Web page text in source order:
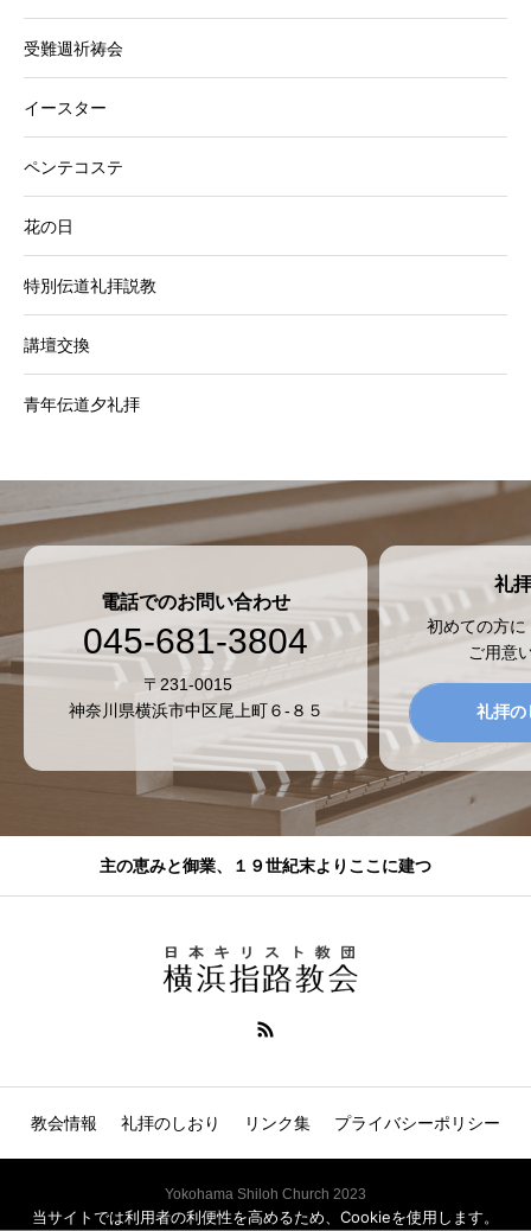
受難週祈祷会
イースター
ペンテコステ
花の日
特別伝道礼拝説教
講壇交換
青年伝道夕礼拝
電話でのお問い合わせ
045-681-3804
〒231-0015
神奈川県横浜市中区尾上町６-８５
礼
初めての方
ご用意
礼拝の
主の恵みと御業、１９世紀末よりここに建つ
教会情報 礼拝のしおり リンク集 プライバシーポリシー
Yokohama Shiloh Church 2023
当サイトでは利用者の利便性を高めるため、Cookieを使用します。